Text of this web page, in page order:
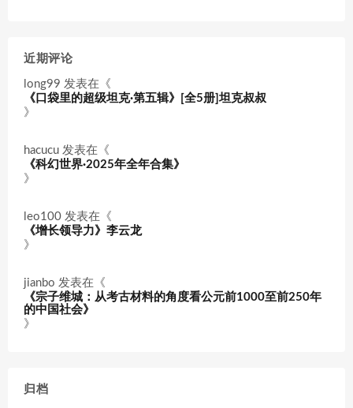
近期评论
long99 发表在《
《口袋里的超级坦克·第五辑》[全5册]坦克叔叔
》
hacucu 发表在《
《科幻世界·2025年全年合集》
》
leo100 发表在《
《增长领导力》李云龙
》
jianbo 发表在《
《宗子维城：从考古材料的角度看公元前1000至前250年
的中国社会》
》
归档